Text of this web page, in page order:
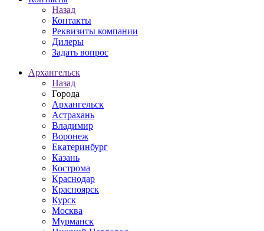
Назад
Контакты
Реквизиты компании
Дилеры
Задать вопрос
Архангельск
Назад
Города
Архангельск
Астрахань
Владимир
Воронеж
Екатеринбург
Казань
Кострома
Краснодар
Красноярск
Курск
Москва
Мурманск